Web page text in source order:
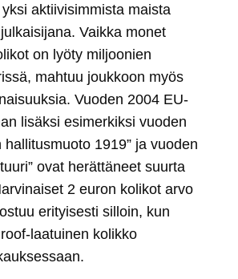
aktiivisimmista maista
Vaikka monet
on lyöty miljoonien
mahtuu joukkoon myös
Vuoden 2004 EU-
lisäksi esimerkiksi vuoden
hallitusmuoto 1919” ja vuoden
ovat herättäneet suurta
2 euron kolikot arvo
erityisesti silloin, kun
laatuinen kolikko